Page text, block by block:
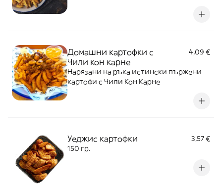
Домашни картофки с
Чили кон карне
4,09 €
Нарязани на ръка истински пържени
картофи с Чили Кон Карне
Уеджис картофки
3,57 €
150 гр.